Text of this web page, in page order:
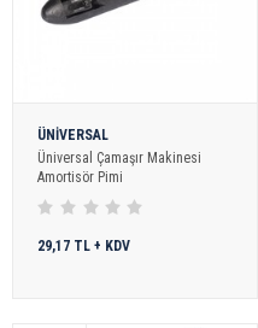
ÜNİVERSAL
Üniversal Çamaşır Makinesi
Amortisör Pimi
29,17 TL + KDV